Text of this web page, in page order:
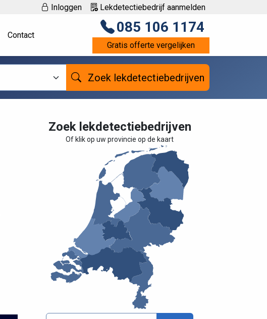
Inloggen Lekdetectiebedrijf aanmelden
Contact 085 106 1174
Gratis offerte vergelijken
Zoek lekdetectiebedrijven
Zoek lekdetectiebedrijven
Of klik op uw provincie op de kaart